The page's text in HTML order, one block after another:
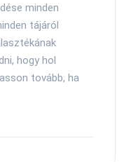
minden
tájáról
hogy hol
tovább, ha